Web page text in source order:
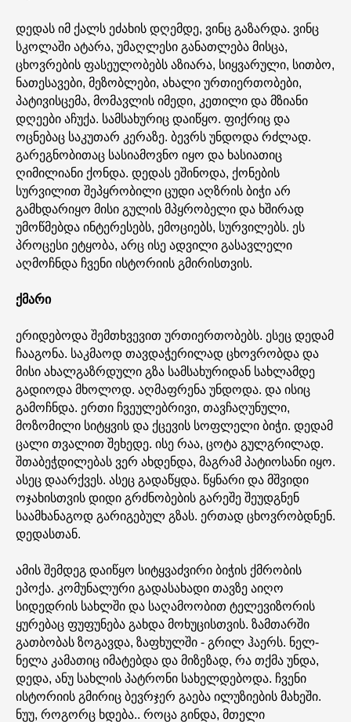
დედას იმ ქალს ეძახის დღემდე, ვინც გაზარდა. ვინც
სკოლაში ატარა, უმაღლესი განათლება მისცა,
ცხოვრების ფასეულობებს აზიარა, სიყვარული, სითბო,
ნათესავები, მეზობლები, ახალი ურთიერთობები,
პატივისცემა, მომავლის იმედი, კეთილი და მზიანი
დღეები აჩუქა. სამსახურიც დაიწყო. ფიქრიც და
ოცნებაც საკუთარ კერაზე. ბევრს უნდოდა რძლად.
გარეგნობითაც სასიამოვნო იყო და ხასიათიც
ღიმილიანი ქონდა. დედას ეშინოდა, ქონების
სურვილით შეპყრობილი ცუდი აღზრის ბიჭი არ
გამხდარიყო მისი გულის მპყრობელი და ხშირად
უმოწმებდა ინტერესებს, ემოციებს, სურვილებს. ეს
პროცესი ეტყობა, არც ისე ადვილი გასავლელი
აღმოჩნდა ჩვენი ისტორიის გმირისთვის.
ქმარი
ერიდებოდა შემთხვევით ურთიერთობებს. ესეც დედამ
ჩააგონა. საკმაოდ თავდაჭერილად ცხოვრობდა და
მისი ახალგაზრდული გზა სამსახურიდან სახლამდე
გადიოდა მხოლოდ. აღმაფრენა უნდოდა. და ისიც
გამოჩნდა. ერთი ჩვეულებრივი, თავჩაღუნული,
მოზომილი სიტყვის და ქცევის სოფლელი ბიჭი. დედამ
ცალი თვალით შეხედე. ისე რაა, ცოტა გულგრილად.
შთაბეჭდილებას ვერ ახდენდა, მაგრამ პატიოსანი იყო.
ასეც დაარქვეს. ასეც გადაწყდა. წყნარი და მშვიდი
ოჯახისთვის დიდი გრძნობების გარეშე შეუდგნენ
საამხანაგოდ გარიგებულ გზას. ერთად ცხოვრობდნენ.
დედასთან.
ამის შემდეგ დაიწყო სიტყვაძვირი ბიჭის ქმრობის
ეპოქა. კომუნალური გადასახადი თავზე აიღო
სიდედრის სახლში და საღამოობით ტელევიზორის
ყურებაც ფუფუნება გახდა მოხუცისთვის. ზამთარში
გათბობას ზოგავდა, ზაფხულში - გრილ ჰაერს. ნელ-
ნელა კამათიც იმატებდა და მიზეზად, რა თქმა უნდა,
დედა, ანუ სახლის პატრონი სახელდებოდა. ჩვენი
ისტორიის გმირიც ბევრჯერ გაება ილუზიების მახეში.
ნუუ, როგორც ხდება.. როცა გინდა, მთელი